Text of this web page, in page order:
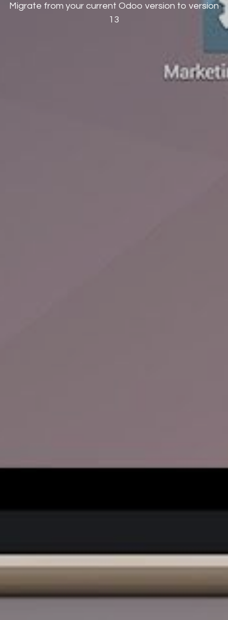
Migrate from your current Odoo version to version
13